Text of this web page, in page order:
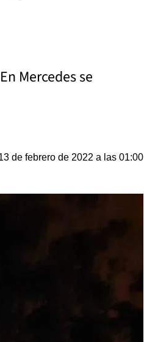
Mercedes se
de febrero de 2022 a las 01:00